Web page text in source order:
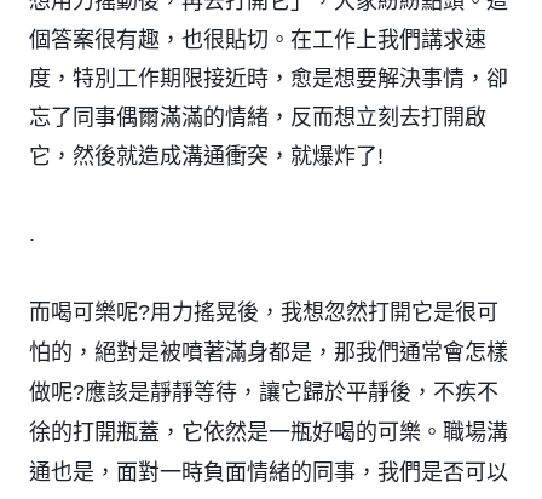
個答案很有趣，也很貼切。在工作上我們講求速
度，特別工作期限接近時，愈是想要解決事情，卻
忘了同事偶爾滿滿的情緒，反而想立刻去打開啟
它，然後就造成溝通衝突，就爆炸了!
.
而喝可樂呢?用力搖晃後，我想忽然打開它是很可
怕的，絕對是被噴著滿身都是，那我們通常會怎樣
做呢?應該是靜靜等待，讓它歸於平靜後，不疾不
徐的打開瓶蓋，它依然是一瓶好喝的可樂。職場溝
通也是，面對一時負面情緒的同事，我們是否可以